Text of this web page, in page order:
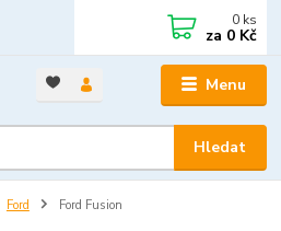
Menu
Hledat
0 ks
za 0 Kč
Ford Ford Fusion